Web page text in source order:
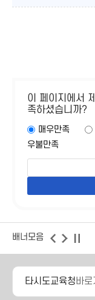
이 페이지에서
족하셨습니까?
매우만족
우불만족
배너모음
타시도교육청 바로